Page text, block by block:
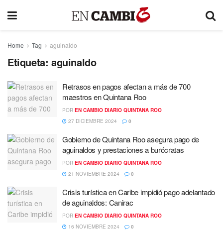
Home Tag aguinaldo
Etiqueta: aguinaldo
Retrasos en pagos afectan a más de 700
maestros en Quintana Roo
POR EN CAMBIO DIARIO QUINTANA ROO
27 DICIEMBRE 2024
0
Gobierno de Quintana Roo asegura pago de
aguinaldos y prestaciones a burócratas
POR EN CAMBIO DIARIO QUINTANA ROO
21 NOVIEMBRE 2024
0
Crisis turística en Caribe impidió pago adelantado
de aguinaldos: Canirac
POR EN CAMBIO DIARIO QUINTANA ROO
16 NOVIEMBRE 2024
0